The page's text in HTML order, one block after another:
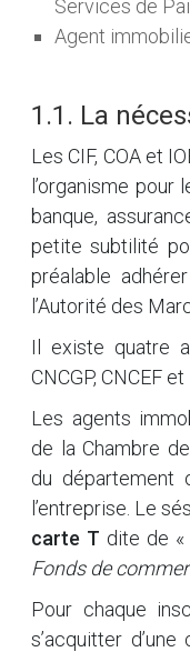
Services de
Agent
1.1. La
Les CIF, COA et
l’organisme
banque,
petite subtilité
préalable
l’Autorité des
Il existe quatre
CNCGP, CNCEF
Les agents
de la Chambre
du
l’entreprise. Le
carte T dite de «
Fonds de
Pour chaque
s’acquitter